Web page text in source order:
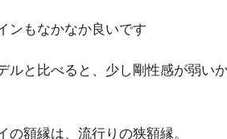
ンもなかなか良いです
ルと比べると、少し剛性感が弱い
の額縁は、流行りの狭額縁。